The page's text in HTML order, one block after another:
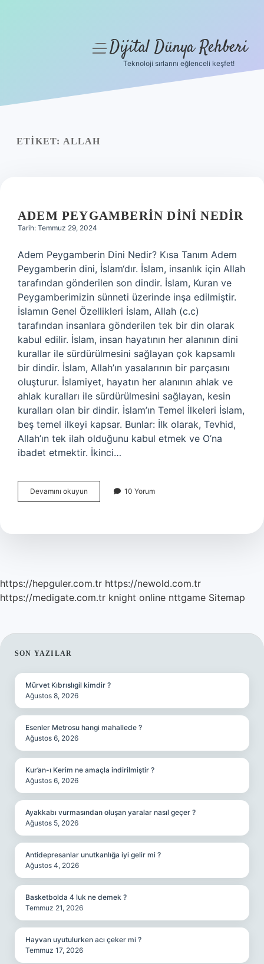
Yasal Uyarı
menüyüDijital Dünya Rehberi
Teknoloji sırlarını eğlenceli keşfet!
ETIKET: ALLAH
ADEM PEYGAMBERIN DINI NEDIR
Tarih: Temmuz 29, 2024
Adem Peygamberin Dini Nedir? Kısa Tanım Adem
Peygamberin dini, İslam‘dır. İslam, insanlık için Allah
tarafından gönderilen son dindir. İslam, Kuran ve
Peygamberimizin sünneti üzerinde inşa edilmiştir.
İslamın Genel Özellikleri İslam, Allah (c.c)
tarafından insanlara gönderilen tek bir din olarak
kabul edilir. İslam, insan hayatının her alanının dini
kurallar ile sürdürülmesini sağlayan çok kapsamlı
bir dindir. İslam, Allah’ın yasalarının bir parçasını
oluşturur. İslamiyet, hayatın her alanının ahlak ve
ahlak kuralları ile sürdürülmesini sağlayan, kesin
kuralları olan bir dindir. İslam’ın Temel İlkeleri İslam,
beş temel ilkeyi kapsar. Bunlar: İlk olarak, Tevhid,
Allah’ın tek ilah olduğunu kabul etmek ve O’na
ibadet etmektir. İkinci…
Devamını okuyun
peygamberin
10 Yorum
https://hepguler.com.tr https://newold.com.tr
https://medigate.com.tr knight online nttgame Sitemap
SIDEBAR
SON YAZILAR
Mürvet Kıbrıslıgil kimdir ?
Ağustos 8, 2026
Esenler Metrosu hangi mahallede ?
Ağustos 6, 2026
Kur’an-ı Kerim ne amaçla indirilmiştir ?
Ağustos 6, 2026
Ayakkabı vurmasından oluşan yaralar nasıl geçer ?
Ağustos 5, 2026
Antidepresanlar unutkanlığa iyi gelir mi ?
Ağustos 4, 2026
Basketbolda 4 luk ne demek ?
Temmuz 21, 2026
Hayvan uyutulurken acı çeker mi ?
Temmuz 17, 2026